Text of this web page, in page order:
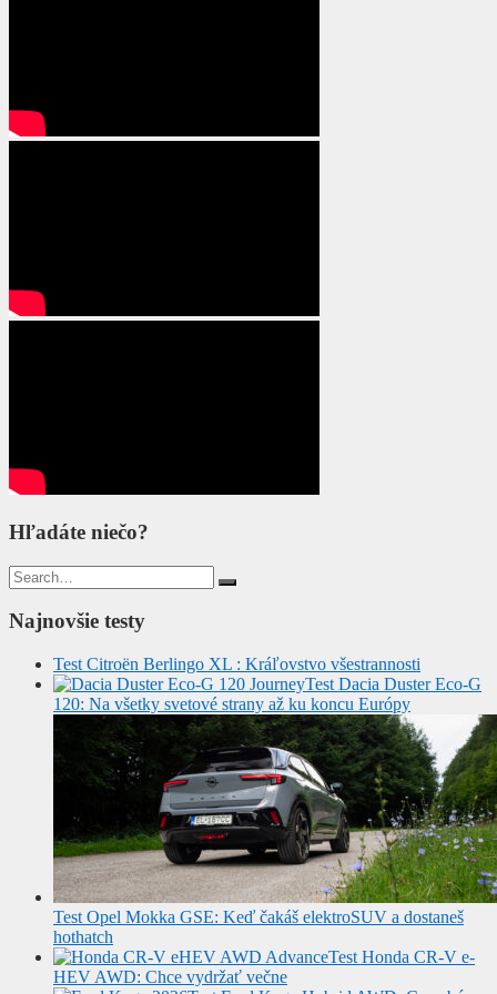
Hľadáte niečo?
Search
for:
Najnovšie testy
Test Citroën Berlingo XL : Kráľovstvo všestrannosti
Test Dacia Duster Eco-G
120: Na všetky svetové strany až ku koncu Európy
Test Opel Mokka GSE: Keď čakáš elektroSUV a dostaneš
hothatch
Test Honda CR-V e-
HEV AWD: Chce vydržať večne